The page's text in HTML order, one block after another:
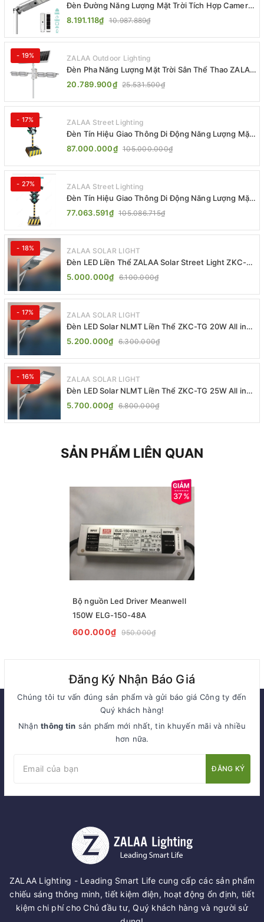
Đèn Đường Năng Lượng Mặt Trời Tích Hợp Camera
ZALAA ZL-BJ04-CCTV (80W, IP65)
8.191.118₫ 10.987.889₫
- 19% ZALAA Outdoor Lighting
Đèn Pha Năng Lượng Mặt Trời Sân Thể Thao ZALAA
Jsc Chống Nước IP65 Cao Cấp
20.789.900₫ 25.531.500₫
- 17% ZALAA Street Lighting
Đèn Tín Hiệu Giao Thông Di Động Năng Lượng Mặt
Trời ZALAA ZL-300A-D
87.000.000₫ 105.000.000₫
- 27% ZALAA Street Lighting
Đèn Tín Hiệu Giao Thông Di Động Năng Lượng Mặt
Trời ZALAA ZL-409300C
77.063.591₫ 105.086.715₫
- 18% ZALAA SOLAR LIGHT
Đèn LED Liền Thể ZALAA Solar Street Light ZKC-
TG 20W 25W 30W All In One
5.000.000₫ 6.100.000₫
- 17% ZALAA SOLAR LIGHT
Đèn LED Solar NLMT Liền Thể ZKC-TG 20W All in
One | ZALAA Street Light
5.200.000₫ 6.300.000₫
- 16% ZALAA SOLAR LIGHT
Đèn LED Solar NLMT Liền Thể ZKC-TG 25W All in
One | ZALAA Street Light
5.700.000₫ 6.800.000₫
SẢN PHẨM LIÊN QUAN
37%
Bộ nguồn Led Driver Meanwell
150W ELG-150-48A
600.000₫ 950.000₫
Đăng Ký Nhận Báo Giá
Chúng tôi tư vấn đúng sản phẩm và gửi báo giá Công ty đến
Quý khách hàng!
Nhậnthông tin sản phẩm mới nhất, tin khuyến mãi và nhiều
hơn nữa.
ĐĂNG KÝ
ZALAA Lighting - Leading Smart Life cung cấp các sản phẩm
chiếu sáng thông minh, tiết kiệm điện, hoạt động ổn định, tiết
kiệm chi phí cho Chủ đầu tư, Quý khách hàng và người sử